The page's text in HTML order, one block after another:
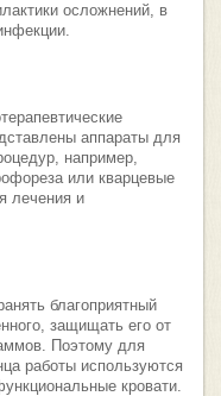
осложнений, в
аппараты для
например,
или кварцевые
лечения и
благоприятный
защищать его от
Поэтому для
работы используются
кровати.